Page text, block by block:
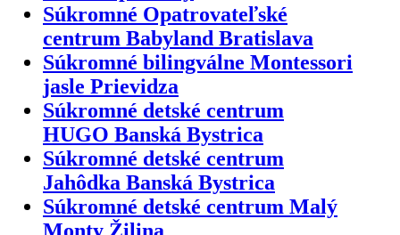
Súkromné Opatrovateľské
centrum Babyland Bratislava
Súkromné bilingválne Montessori
jasle Prievidza
Súkromné detské centrum
HUGO Banská Bystrica
Súkromné detské centrum
Jahôdka Banská Bystrica
Súkromné detské centrum Malý